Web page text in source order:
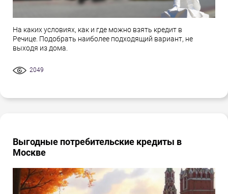
На каких условиях, как и где можно взять кредит в
Речице. Подобрать наиболее подходящий вариант, не
выходя из дома.
2049
Выгодные потребительские кредиты в
Москве